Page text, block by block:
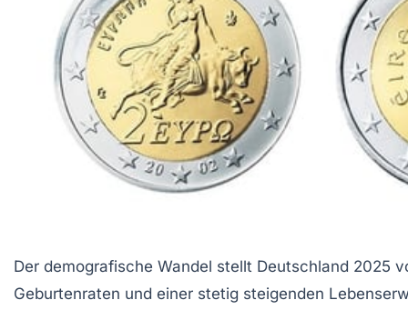
Der demografische Wandel stellt Deutschland 2025
Geburtenraten und einer stetig steigenden